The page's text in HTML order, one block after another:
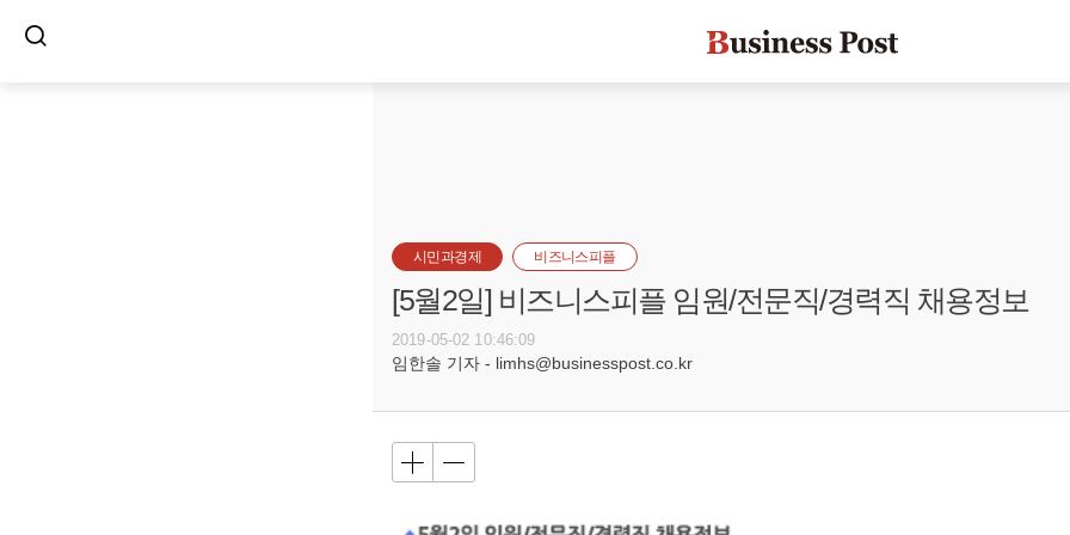
시민과경제 비즈니스피플
[5월2일] 비즈니스피플 임원/전문직/경력직 채용정보
2019-05-02 10:46:09
임한솔 기자 - limhs@businesspost.co.kr